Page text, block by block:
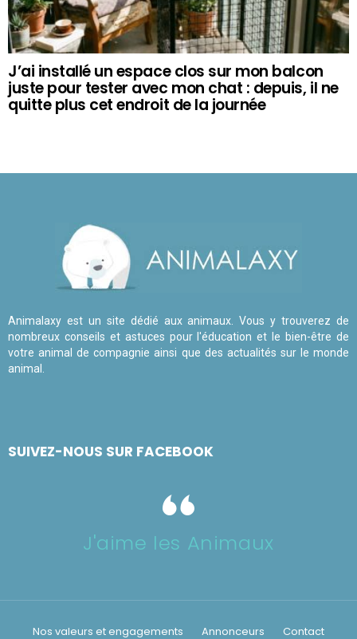
J’ai installé un espace clos sur mon balcon
juste pour tester avec mon chat : depuis, il ne
quitte plus cet endroit de la journée
Animalaxy est un site dédié aux animaux. Vous y trouverez de
nombreux conseils et astuces pour l'éducation et le bien-être de
votre animal de compagnie ainsi que des actualités sur le monde
animal.
SUIVEZ-NOUS SUR FACEBOOK
J'aime les Animaux
Nos valeurs et engagements Annonceurs Contact